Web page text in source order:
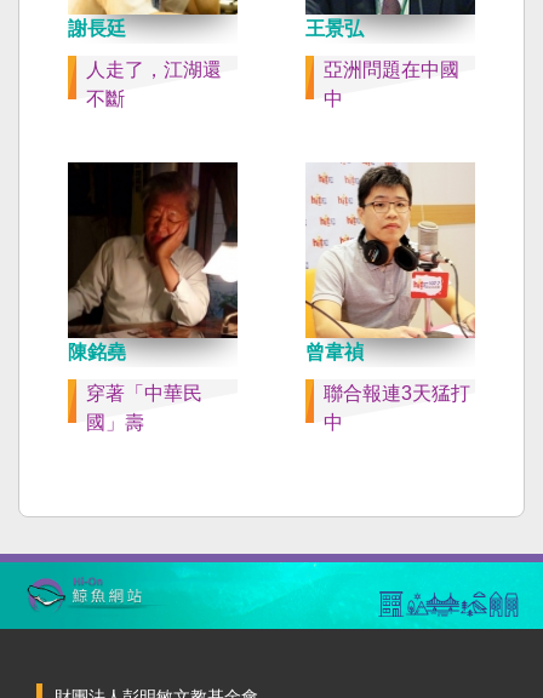
謝長廷
人走了，江湖還
不斷
王景弘
亞洲問題在中國
中
陳銘堯
穿著「中華民
國」壽
曾韋禎
聯合報連3天猛打
中